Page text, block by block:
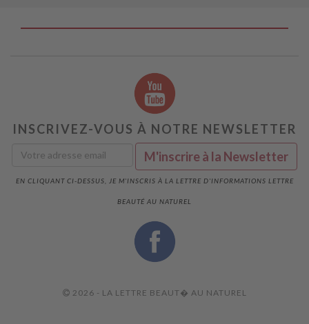
INSCRIVEZ-VOUS À NOTRE NEWSLETTER
EN CLIQUANT CI-DESSUS, JE M'INSCRIS À LA LETTRE D'INFORMATIONS LETTRE
BEAUTÉ AU NATUREL
2026 - LA LETTRE BEAUT� AU NATUREL